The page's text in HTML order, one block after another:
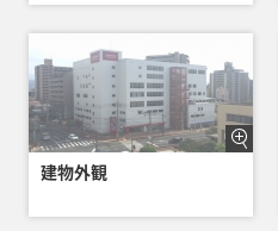
建物外観